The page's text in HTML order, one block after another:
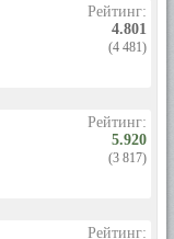
Рейтинг:
4.801
(4 481)
Рейтинг:
5.920
(3 817)
Рейтинг: